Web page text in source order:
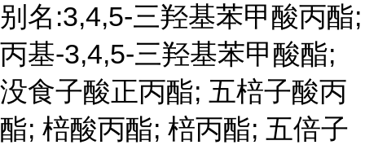
别名:3,4,5-三羟基苯甲酸丙酯;
丙基-3,4,5-三羟基苯甲酸酯;
没食子酸正丙酯; 五棓子酸丙
酯; 棓酸丙酯; 棓丙酯; 五倍子